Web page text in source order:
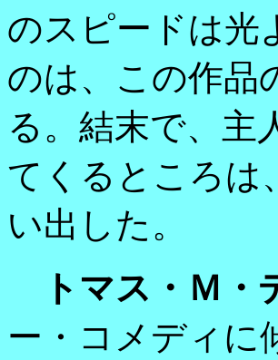
のスピードは光
のは、この作品
る。結末で、主
てくるところは
い出した。
トマス・Ｍ・
ー・コメディに